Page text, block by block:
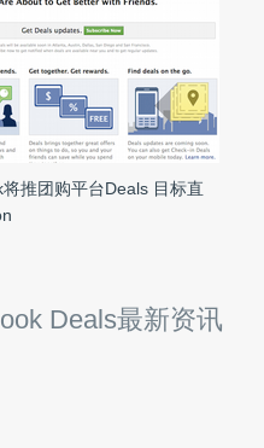
推团购平台Deals 目标直
Deals最新资讯